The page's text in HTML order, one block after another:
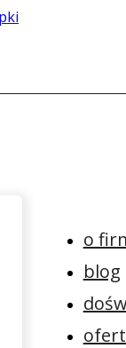
o
blog